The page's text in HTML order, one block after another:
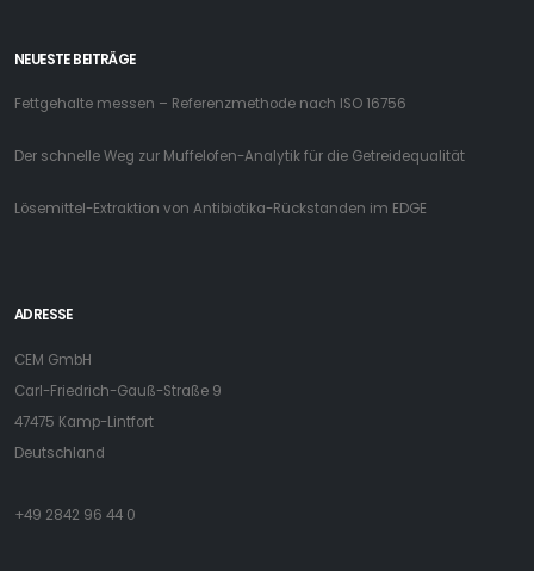
NEUESTE BEITRÄGE
Fettgehalte messen – Referenzmethode nach ISO 16756
Der schnelle Weg zur Muffelofen-Analytik für die Getreidequalität
Lösemittel-Extraktion von Antibiotika-Rückstanden im EDGE
ADRESSE
CEM GmbH
Carl-Friedrich-Gauß-Straße 9
47475 Kamp-Lintfort
Deutschland
+49 2842 96 44 0